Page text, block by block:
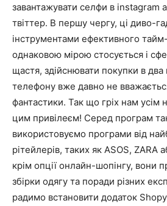
завантажувати селфи в instagram
твіттер. В першу чергу, ці диво-
інструментами ефективного
однаковою мірою стосується і
щастя, здійснювати покупки в два
телефону вже давно не
фантастики. Так що гріх нам усім
цим привілеєм! Серед програм
використовуємо програми від
рітейлерів, таких як ASOS, ZARA
крім опції онлайн-шопінгу, вони
збірки одягу та поради різних
радимо встановити додаток